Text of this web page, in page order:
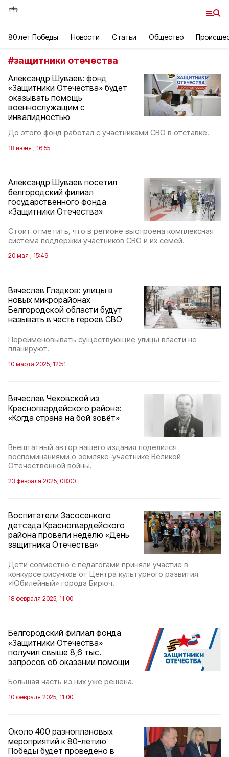
80 лет Победы Новости Статьи Общество
#защитники отечества
Александр Шуваев: фонд
«Защитники Отечества» будет
оказывать помощь
военнослужащим с
инвалидностью
До этого фонд работал с участниками СВО в отставке.
18 июня , 16:55
Александр Шуваев посетил
белгородский филиал
государственного фонда
«Защитники Отечества»
Стоит отметить, что в регионе выстроена комплексная
система поддержки участников СВО и их семей.
20 мая , 15:49
Вячеслав Гладков: улицы в
новых микрорайонах
Белгородской области будут
называть в честь героев СВО
Переименовывать существующие улицы власти не
планируют.
10 марта 2025, 12:51
Вячеслав Чеховской из
Красногвардейского района:
«Когда страна на бой зовёт»
Внештатный автор нашего издания поделился
воспоминаниями о земляке-участнике Великой
Отечественной войны.
23 февраля 2025, 08:00
Воспитатели Засосенкого
детсада Красногвардейского
района провели неделю «День
защитника Отечества»
Дети совместно с педагогами приняли участие в
конкурсе рисунков от Центра культурного развития
«Юбилейный» города Бирюч.
18 февраля 2025, 11:00
Белгородский филиал фонда
«Защитники Отечества»
получил свыше 8,6 тыс.
запросов об оказании помощи
Большая часть из них уже решена.
10 февраля 2025, 11:00
Около 400 разноплановых
мероприятий к 80-летию
Победы будет проведено в